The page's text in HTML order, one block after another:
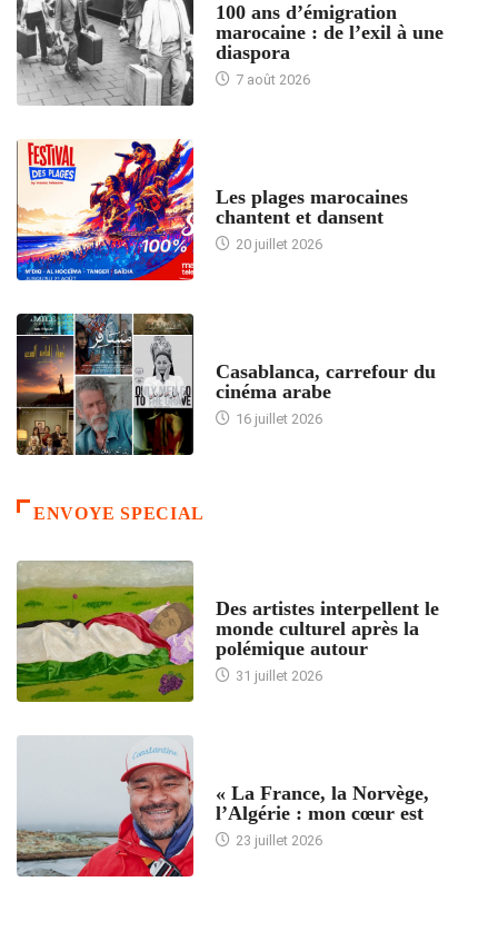
100 ans d’émigration
marocaine : de l’exil à une
diaspora
7 août 2026
Les plages marocaines
chantent et dansent
20 juillet 2026
Casablanca, carrefour du
cinéma arabe
16 juillet 2026
ENVOYE SPECIAL
Des artistes interpellent le
monde culturel après la
polémique autour
31 juillet 2026
« La France, la Norvège,
l’Algérie : mon cœur est
23 juillet 2026